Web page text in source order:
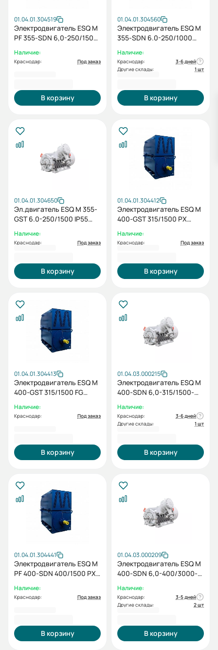
01.04.01.304519
Электродвигатель ESQ M
PF 355-SDN 6,0-250/1500
Наличие:
Краснодар: Под заказ
В корзину
01.04.01.304560
Электродвигатель ESQ M
355-SDN 6.0-250/1000
Наличие:
Краснодар:
3-6 дней
Другие склады:
1 шт
В корзину
01.04.01.304650
Эл.двигатель ESQ M 355-
GST 6.0-250/1500 IP55
Наличие:
Краснодар: Под заказ
В корзину
01.04.01.304412
Электродвигатель ESQ M
400-GST 315/1500 PX
Наличие:
Краснодар: Под заказ
В корзину
01.04.01.304413
Электродвигатель ESQ M
400-GST 315/1500 FG
Наличие:
Краснодар: Под заказ
В корзину
01.04.03.000215
Электродвигатель ESQ M
400-SDN 6,0-315/1500-
IM1001
Наличие:
Краснодар:
3-6 дней
Другие склады:
1 шт
В корзину
01.04.01.304441
Электродвигатель ESQ M
PF 400-SDN 400/1500 PX
Наличие:
Краснодар: Под заказ
В корзину
01.04.03.000209
Электродвигатель ESQ M
400-SDN 6,0-400/3000-
IM1001
Наличие:
Краснодар:
3-5 дней
Другие склады:
2 шт
В корзину